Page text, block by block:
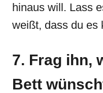
hinaus will. Lass
weißt, dass du es
7. Frag ihn,
Bett